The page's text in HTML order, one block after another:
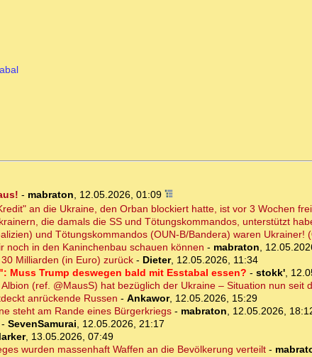
- mabraton, 12.05.2026, 01:09
an die Ukraine, den Orban blockiert hatte, ist vor 3 Wochen
die damals die SS und Tötungskommandos, unterstützt
und Tötungskommandos (OUN-B/Bandera) waren Ukrainer!
noch in den Kaninchenbau schauen können - mabraton,
Milliarden (in Euro) zurück- Dieter, 12.05.2026, 11:34
Muss Trump deswegen bald mit Esstabal essen? - stokk',
(ref. @MausS) hat bezüglich der Ukraine – Situation nun seit
anrückende Russen - Ankawor, 12.05.2026, 15:29
steht am Rande eines Bürgerkriegs- mabraton, 12.05.2026,
SevenSamurai, 12.05.2026, 21:17
, 13.05.2026, 07:49
wurden massenhaft Waffen an die Bevölkerung verteilt-